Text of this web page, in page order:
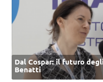
Dal Cospar: il futuro
Benatti